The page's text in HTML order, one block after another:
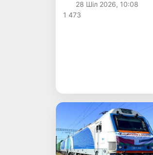
өтті28 Шіл 2026, 10:08
1 473